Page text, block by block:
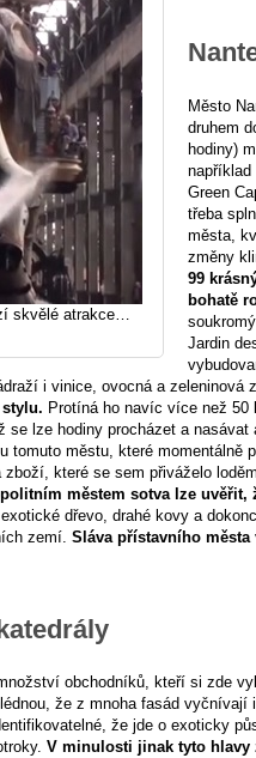
skvělé atrakce…
Město
druhem
hodiny)
například
Green
třeba
města,
změny
99
bohatě
Jardin
i vinice, ovocná a zeleninová
Protíná ho navíc více než
se lze hodiny procházet a
tomuto městu, které momentálně
které se sem přiváželo
městem sotva lze
dřevo, drahé kovy a
zemí. Sláva přístavního
obchodníků, kteří si zde
že z mnoha fasád
že jde o exoticky
V minulosti jinak tyto hlavy